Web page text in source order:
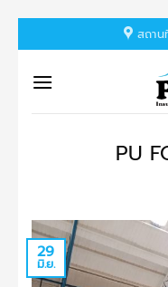
ไป
ยัง
เนื้อหา
สถาน
PU
29
มิ.ย.